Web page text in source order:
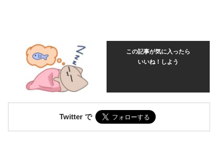
この記事が気に入ったら
いいね！しよう
Twitter で